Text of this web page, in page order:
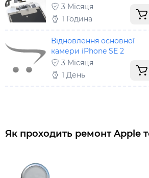
3 Місяця
1 Година
Відновлення основної
камери iPhone SE 2
3 Місяця
1 День
Як проходить ремонт Apple